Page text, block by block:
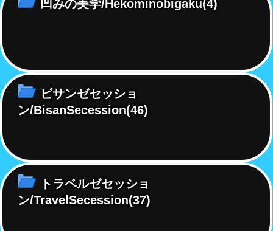
凹みの美学/Hekominobigaku(4)
ビサンゼセッショ
ン/BisanSecession(46)
トラベルゼセッショ
ン/TravelSecession(37)